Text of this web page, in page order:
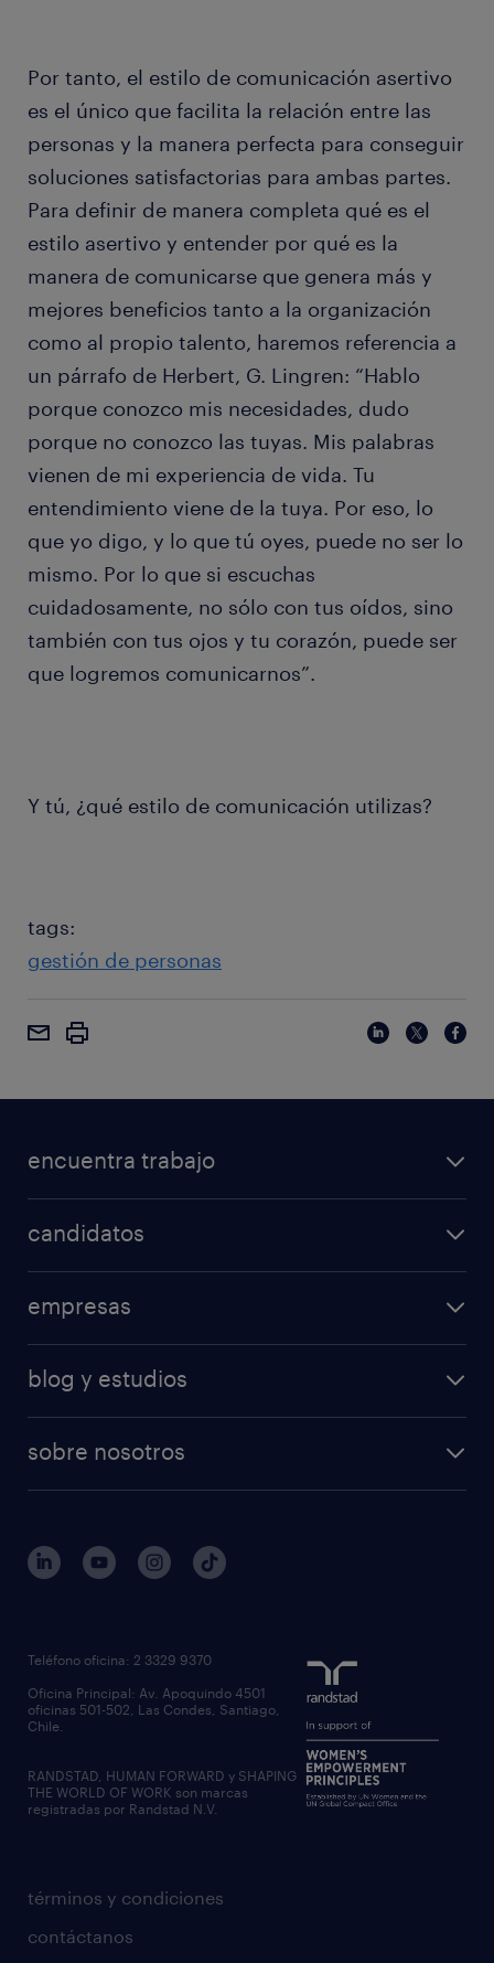
Por tanto, el estilo de comunicación asertivo
es el único que facilita la relación entre las
personas y la manera perfecta para conseguir
soluciones satisfactorias para ambas partes.
Para definir de manera completa qué es el
estilo asertivo y entender por qué es la
manera de comunicarse que genera más y
mejores beneficios tanto a la organización
como al propio talento, haremos referencia a
un párrafo de Herbert, G. Lingren: “Hablo
porque conozco mis necesidades, dudo
porque no conozco las tuyas. Mis palabras
vienen de mi experiencia de vida. Tu
entendimiento viene de la tuya. Por eso, lo
que yo digo, y lo que tú oyes, puede no ser lo
mismo. Por lo que si escuchas
cuidadosamente, no sólo con tus oídos, sino
también con tus ojos y tu corazón, puede ser
que logremos comunicarnos”.
Y tú, ¿qué estilo de comunicación utilizas?
tags:
gestión de personas
encuentra trabajo
candidatos
empresas
blog y estudios
sobre nosotros
términos y condiciones
contáctanos
Teléfono oficina: 2 3329 9370
Oficina Principal: Av. Apoquindo 4501
oficinas 501-502, Las Condes, Santiago,
Chile.
RANDSTAD, HUMAN FORWARD y SHAPING
THE WORLD OF WORK son marcas
registradas por Randstad N.V.